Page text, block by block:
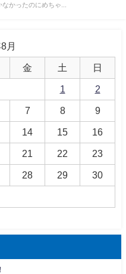
なかったのにめちゃ...
月
金 土 日
1 2
7 8 9
14 15 16
21 22 23
28 29 30